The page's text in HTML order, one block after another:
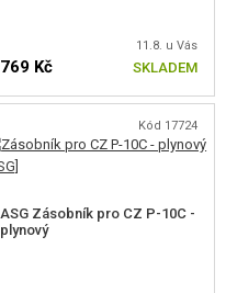
11.8. u Vás
769 Kč SKLADEM
Kód 17724
ASG Zásobník pro CZ P-10C -
plynový